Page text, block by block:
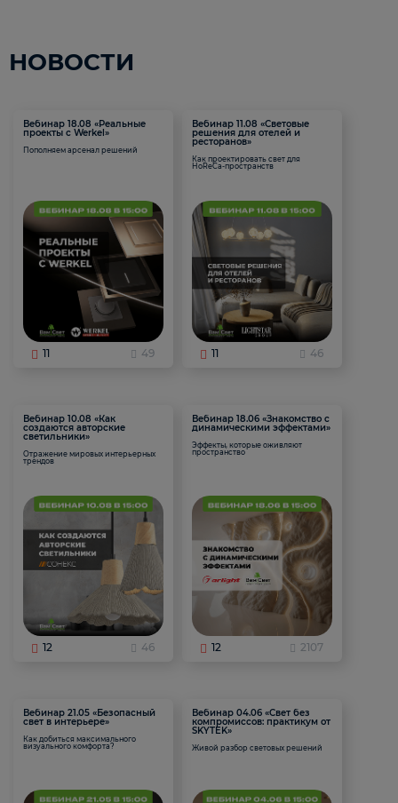
НОВОСТИ
Вебинар 18.08 «Реальные
проекты с Werkel»
Пополняем арсенал решений
11 49
Вебинар 11.08 «Световые
решения для отелей и
ресторанов»
Как проектировать свет для
HoReCa-пространств
11 46
Вебинар 10.08 «Как
создаются авторские
светильники»
Отражение мировых интерьерных
трендов
12 46
Вебинар 18.06 «Знакомство с
динамическими эффектами»
Эффекты, которые оживляют
пространство
12 2107
Вебинар 21.05 «Безопасный
свет в интерьере»
Как добиться максимального
визуального комфорта?
Вебинар 04.06 «Свет без
компромиссов: практикум от
SKYTEK»
Живой разбор световых решений